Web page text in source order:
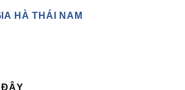
HÀ THÁI NAM
ĐÂY